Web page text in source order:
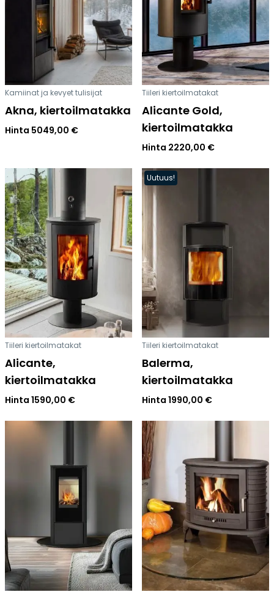
Kamiinat ja kevyet tulisijat
Akna, kiertoilmatakka
Hinta 5049,00 €
Tiileri kiertoilmatakat
Alicante Gold,
kiertoilmatakka
Hinta 2220,00 €
Tiileri kiertoilmatakat
Alicante,
kiertoilmatakka
Hinta 1590,00 €
Uutuus!
Tiileri kiertoilmatakat
Balerma,
kiertoilmatakka
Hinta 1990,00 €